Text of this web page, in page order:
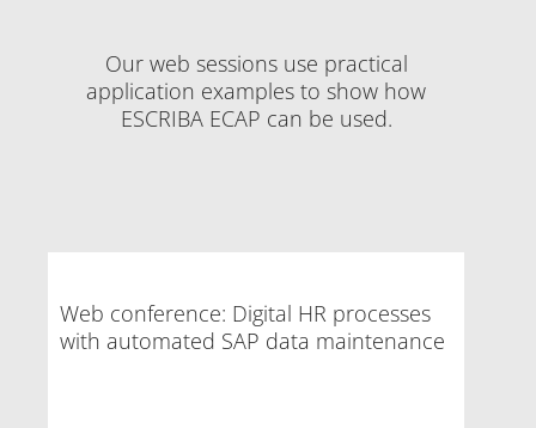
Our web sessions use practical
application examples to show how
ESCRIBA ECAP can be used.
Web conference: Digital HR processes
with automated SAP data maintenance